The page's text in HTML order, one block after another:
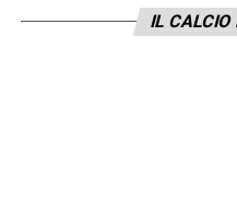
non c’è alcuna
IL CALCIO